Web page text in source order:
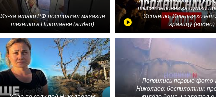
Из-за атаки РФ пострадал магазин
техники в Николаеве (видео)
тысяч человек за сутки
Испанию, Италия хочет
границу (видео)
Появились первые фото
Николаев: беспилотник